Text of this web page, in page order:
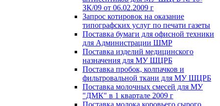
ЗК/09 от 06.02.2009 г
Запрос котировок на оказание
типографских услуг по печати газеты
Поставка бумаги для офисной техники
для Администрации ШМР
Поставка изделий медицинского
назначения для МУ ШЦРБ
Поставка пробок, колпачков и
фильтровальной ткани для МУ ШЦРБ
Поставка молочных смесей для МУ
"ДМК" в 1 квартале 2009 г
Поставка молока коровьего сырого